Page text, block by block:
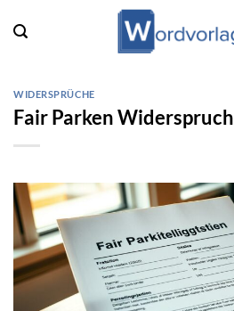
Inhalt
WIDERSPRÜCHE
Fair Parken Widerspruch